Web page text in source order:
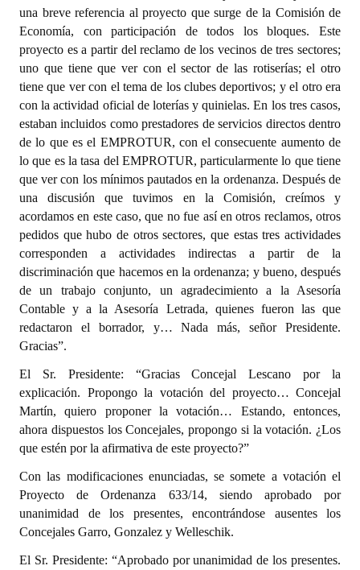
una breve referencia al proyecto que surge de la Comisión de
Economía, con participación de todos los bloques. Este
proyecto es a partir del reclamo de los vecinos de tres sectores;
uno que tiene que ver con el sector de las rotiserías; el otro
tiene que ver con el tema de los clubes deportivos; y el otro era
con la actividad oficial de loterías y quinielas. En los tres casos,
estaban incluidos como prestadores de servicios directos dentro
de lo que es el EMPROTUR, con el consecuente aumento de
lo que es la tasa del EMPROTUR, particularmente lo que tiene
que ver con los mínimos pautados en la ordenanza. Después de
una discusión que tuvimos en la Comisión, creímos y
acordamos en este caso, que no fue así en otros reclamos, otros
pedidos que hubo de otros sectores, que estas tres actividades
corresponden a actividades indirectas a partir de la
discriminación que hacemos en la ordenanza; y bueno, después
de un trabajo conjunto, un agradecimiento a la Asesoría
Contable y a la Asesoría Letrada, quienes fueron las que
redactaron el borrador, y… Nada más, señor Presidente.
Gracias”.
El Sr. Presidente: “Gracias Concejal Lescano por la
explicación. Propongo la votación del proyecto… Concejal
Martín, quiero proponer la votación… Estando, entonces,
ahora dispuestos los Concejales, propongo si la votación. ¿Los
que estén por la afirmativa de este proyecto?”
Con las modificaciones enunciadas, se somete a votación el
Proyecto de Ordenanza 633/14, siendo aprobado por
unanimidad de los presentes, encontrándose ausentes los
Concejales Garro, Gonzalez y Welleschik.
El Sr. Presidente: “Aprobado por unanimidad de los presentes.